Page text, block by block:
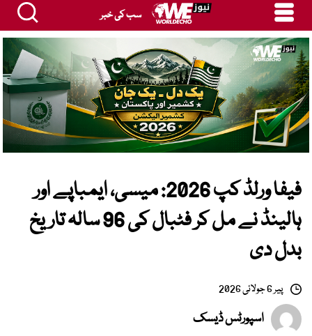
سب کی خبر
فیفا ورلڈ کپ 2026: میسی، ایمباپے اور
ہالینڈ نے مل کر فٹبال کی 96 سالہ تاریخ
بدل دی
پیر 6 جولائی 2026
اسپورٹس ڈیسک